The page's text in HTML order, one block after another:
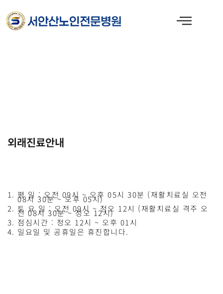
콘
텐
츠
외래진료안내
평 일 : 오전 09시 ~ 오후 05시 30분 (재활치료실 오전
08시 30분 ~ 오후 05시)
토 요 일 : 오전 09시 ~ 정오 12시 (재활치료실 격주 오
전 08시 30분 ~ 정오 12시)
점심시간 : 정오 12시 ~ 오후 01시
일요일 및 공휴일은 휴진합니다.